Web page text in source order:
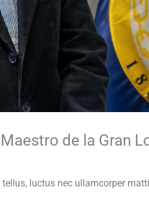
de la Gran
luctus nec ullamcorper